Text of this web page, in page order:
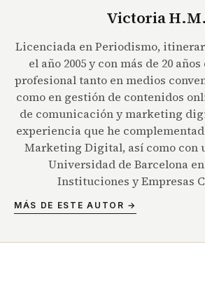
Victoria H.M.
Licenciada en Periodismo,
el año 2005 y con más de 20
profesional tanto en medios
como en gestión de contenidos
de comunicación y marketing
experiencia que he
Marketing Digital, así como con
Universidad de Barcelona
Instituciones y Empresas
MÁS DE ESTE AUTOR →